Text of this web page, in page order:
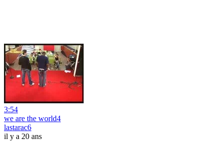
3:54
we are the world4
lastarac6
il y a 20 ans